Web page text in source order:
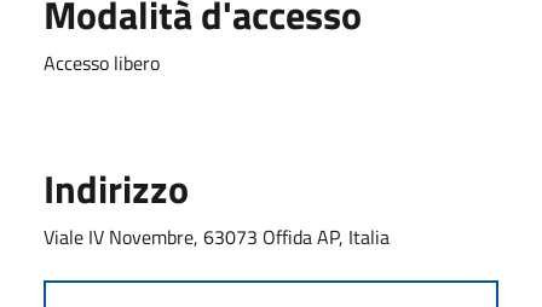
Modalità d'accesso
Accesso libero
Indirizzo
Viale IV Novembre, 63073 Offida AP, Italia